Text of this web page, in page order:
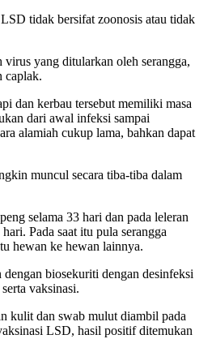
tidak bersifat zoonosis atau tidak
yang ditularkan oleh serangga,
caplak.
dan kerbau tersebut memiliki masa
dari awal infeksi sampai
alamiah cukup lama, bahkan dapat
muncul secara tiba-tiba dalam
selama 33 hari dan pada leleran
Pada saat itu pula serangga
hewan ke hewan lainnya.
biosekuriti dengan desinfeksi
vaksinasi.
kulit dan swab mulut diambil pada
LSD, hasil positif ditemukan